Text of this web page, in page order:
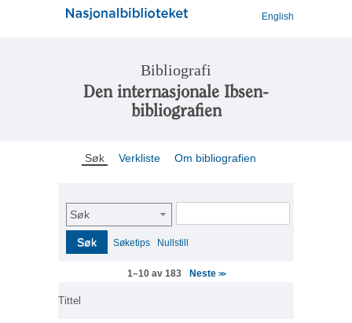
English
Bibliografi
Den internasjonale Ibsen-
bibliografien
Søk Verkliste Om bibliografien
Søk
Søk Søketips Nullstill
1–10 av 183 Neste >>
Tittel